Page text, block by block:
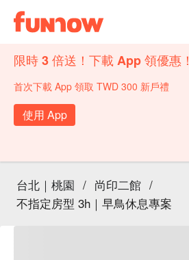
限時 3 倍送！下載 App 領優惠！
首次下載 App 領取 TWD 300 新戶禮
使用 App
台北｜桃園 / 尚印二館 /
不指定房型 3h｜早鳥休息專案